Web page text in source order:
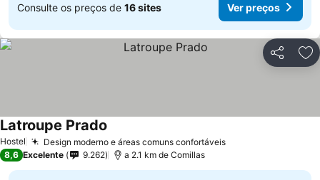
Consulte os preços de 16 sites Ver preços
Partilhar
Hostel Design moderno e áreas comuns confortáveis
Latroupe Prado
8,6 Excelente 9.262 a 2.1 km de Comillas